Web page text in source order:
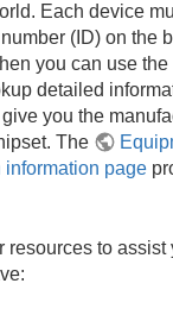
Each device
(ID) on the
you can use the
detailed
you the
The
page
resources to